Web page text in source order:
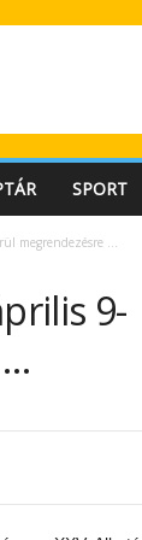
SPORT
megrendezésre …
9-